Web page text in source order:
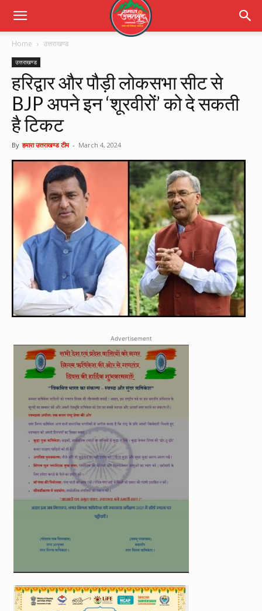
Home उत्तराखण्ड
उत्तराखण्ड
हरिद्वार और पौड़ी लोकसभा सीट से
BJP अपने इन ‘शूरवीरों’ को दे सकती
है टिकट
By हमारा उत्तराखण्ड टीम - March 4, 2024
Advertisement